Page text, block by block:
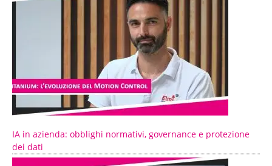
IA in azienda: obblighi normativi, governance e protezione
dei dati